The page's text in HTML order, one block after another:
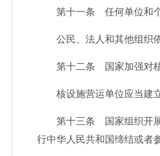
第十一条 任何单位和个
公民、法人和其他组织依
第十二条 国家加强对核
核设施营运单位应当建立
第十三条 国家组织开展
行中华人民共和国缔结或者